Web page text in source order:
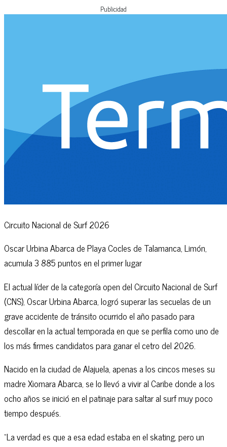
Publicidad
Circuito Nacional de Surf 2026
Oscar Urbina Abarca de Playa Cocles de Talamanca, Limón,
acumula 3 885 puntos en el primer lugar
El actual líder de la categoría open del Circuito Nacional de Surf
(CNS), Oscar Urbina Abarca, logró superar las secuelas de un
grave accidente de tránsito ocurrido el año pasado para
descollar en la actual temporada en que se perfila como uno de
los más firmes candidatos para ganar el cetro del 2026.
Nacido en la ciudad de Alajuela, apenas a los cincos meses su
madre Xiomara Abarca, se lo llevó a vivir al Caribe donde a los
ocho años se inició en el patinaje para saltar al surf muy poco
tiempo después.
“La verdad es que a esa edad estaba en el skating, pero un